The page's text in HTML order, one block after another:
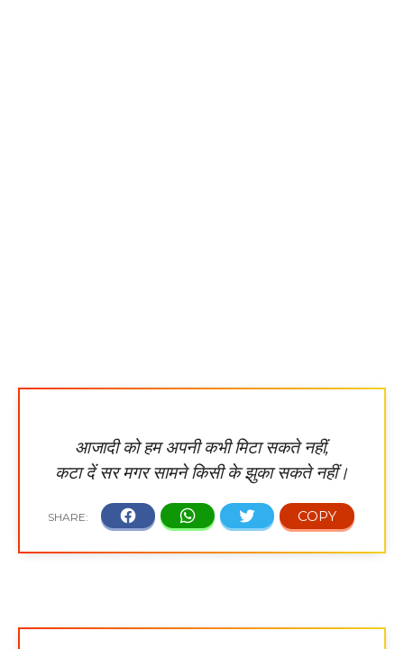
आजादी को हम अपनी कभी मिटा सकते नहीं,
कटा दें सर मगर सामने किसी के झुका सकते नहीं।